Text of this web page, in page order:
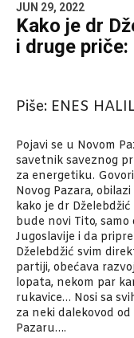
JUN 29, 2022
Kako je dr
i druge
Piše: ENES
Pojavi se u Novom
savetnik saveznog
za energetiku.
Novog Pazara,
kako je dr
bude novi Tito,
Jugoslavije i da
Dželebdžić svim
partiji, obećava
lopata, nekom par
rukavice… Nosi sa
za neki dalekovod
Pazaru….